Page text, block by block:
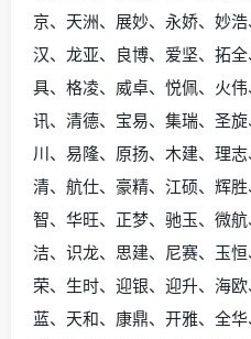
京、天洲、展妙、永娇、妙
汉、龙亚、良博、爱坚、拓
具、格凌、威卓、悦佩、火
讯、清德、宝易、集瑞、圣
川、易隆、原扬、木建、理
清、航仕、豪精、江硕、辉
智、华旺、正梦、驰玉、微
洁、识龙、思建、尼赛、玉
荣、生时、迎银、迎升、海
蓝、天和、康鼎、开雅、全